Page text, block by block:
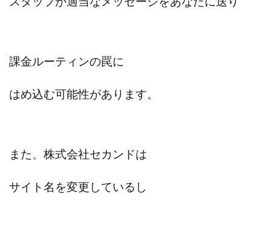
課金ルーティンの罠に
はめ込む可能性があります。
また、株式会社セカンドは
サイト名を変更しているし